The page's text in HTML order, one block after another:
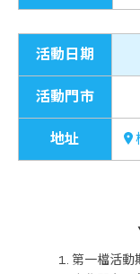
活動日期
活動門市
地址
第一檔活